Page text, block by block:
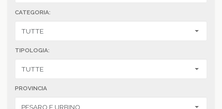
CATEGORIA:
TIPOLOGIA:
PROVINCIA